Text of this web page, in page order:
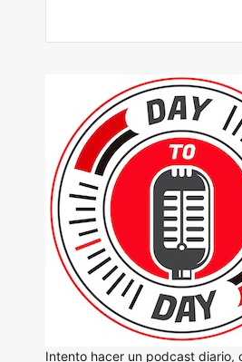
Intento hacer un podcast diario,